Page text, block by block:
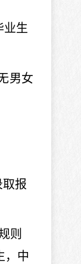
业生
男女
报
则
，中